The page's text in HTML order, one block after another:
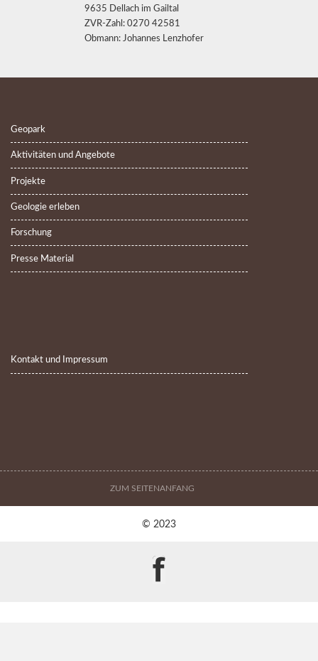
9635 Dellach im Gailtal
ZVR-Zahl: 0270 42581
Obmann: Johannes Lenzhofer
Geopark
Aktivitäten und Angebote
Projekte
Geologie erleben
Forschung
Presse Material
Kontakt und Impressum
ZUM SEITENANFANG
© 2023